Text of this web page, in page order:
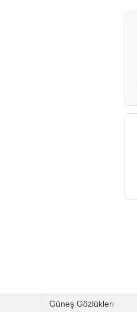
Güneş Gözlükleri